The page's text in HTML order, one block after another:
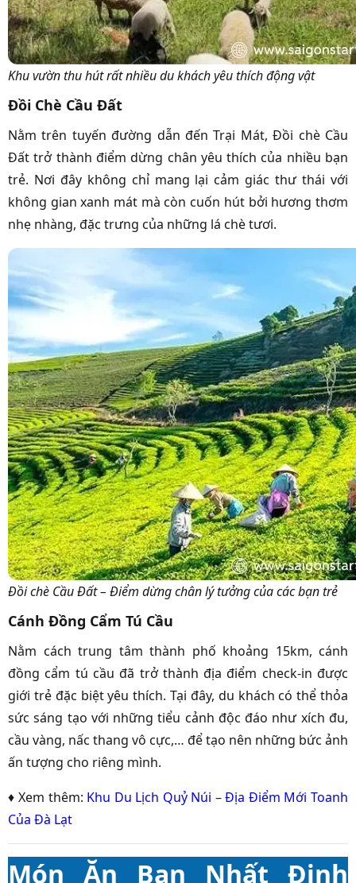
Khu vườn thu hút rất nhiều du khách yêu thích động vật
Đồi Chè Cầu Đất
Nằm trên tuyến đường dẫn đến Trại Mát, Đồi chè Cầu
Đất trở thành điểm dừng chân yêu thích của nhiều bạn
trẻ. Nơi đây không chỉ mang lại cảm giác thư thái với
không gian xanh mát mà còn cuốn hút bởi hương thơm
nhẹ nhàng, đặc trưng của những lá chè tươi.
Đồi chè Cầu Đất – Điểm dừng chân lý tưởng của các bạn trẻ
Cánh Đồng Cẩm Tú Cầu
Nằm cách trung tâm thành phố khoảng 15km, cánh
đồng cẩm tú cầu đã trở thành địa điểm check-in được
giới trẻ đặc biệt yêu thích. Tại đây, du khách có thể thỏa
sức sáng tạo với những tiểu cảnh độc đáo như xích đu,
cầu vàng, nấc thang vô cực,… để tạo nên những bức ảnh
ấn tượng cho riêng mình.
♦ Xem thêm: Khu Du Lịch Quỷ Núi – Địa Điểm Mới Toanh
Của Đà Lạt
Món Ăn Bạn Nhất Định